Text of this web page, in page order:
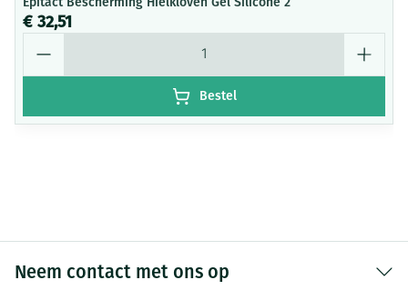
€ 32,51
Bestel
Neem contact met ons op